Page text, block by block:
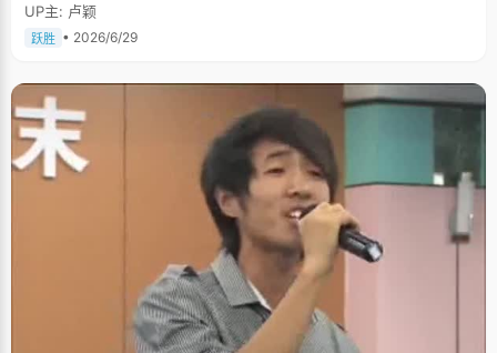
UP主: 卢颖
跃胜 • 2026/6/29